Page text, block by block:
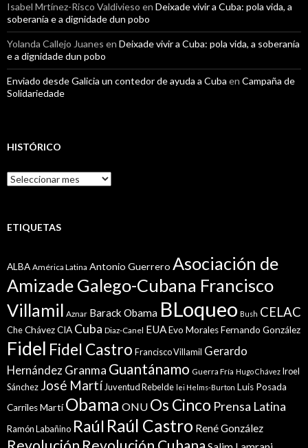
Isabel Mrtínez-Risco Valdivieso en Deixade vivir a Cuba: pola vida, a
soberanía e a dignidade dun pobo
Yolanda Callejo Juanes en Deixade vivir a Cuba: pola vida, a soberanía
e a dignidade dun pobo
Enviado desde Galicia un contedor de ayuda a Cuba en Campaña de
Solidariedade
HISTÓRICO
Histórico
ETIQUETAS
ALBA América Latina Antonio Guerrero Asociación de
Amizade Galego-Cubana Francisco
Villamil Aznar Barack Obama BLoqueo Bush CELAC
CheChávezCIA Cuba Diaz-Canel EUAEvo MoralesFernando González
Fidel Fidel Castro Francisco Villamil Gerardo
Hernández Granma Guantánamo Guerra Fría Hugo Chávez Iroel
Sánchez José Martí Juventud Rebelde lei Helms-Burton Luis Posada
CarrilesMartí Obama ONU Os Cinco Prensa Latina
Ramón Labañino Raúl Raúl Castro René González